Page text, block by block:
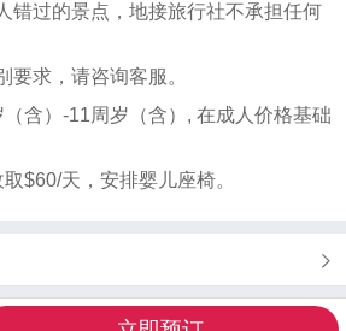
错过的景点，地接旅行社不承担任何
求，请咨询客服。
含） -11周岁（含） , 在成人价格基础
$60/天，安排婴儿座椅。